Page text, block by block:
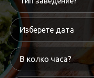
Изберете дата